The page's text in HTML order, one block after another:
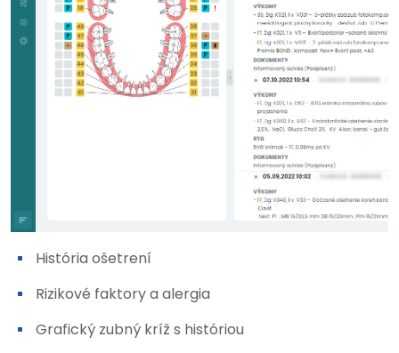
História ošetrení
Rizikové faktory a alergia
Grafický zubný kríž s históriou